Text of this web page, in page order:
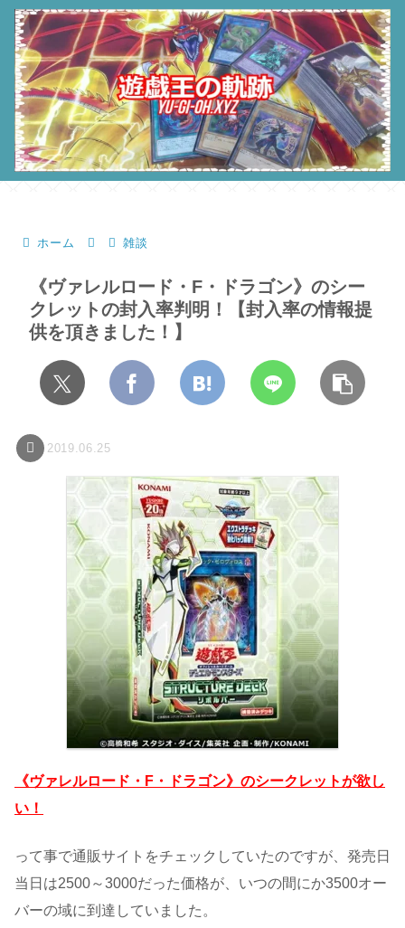
ホーム 雑談
《ヴァレルロード・F・ドラゴン》のシー
クレットの封入率判明！【封入率の情報提
供を頂きました！】
2019.06.25
《ヴァレルロード・F・ドラゴン》のシークレットが欲し
い！
って事で通販サイトをチェックしていたのですが、発売日
当日は2500～3000だった価格が、いつの間にか3500オー
バーの域に到達していました。